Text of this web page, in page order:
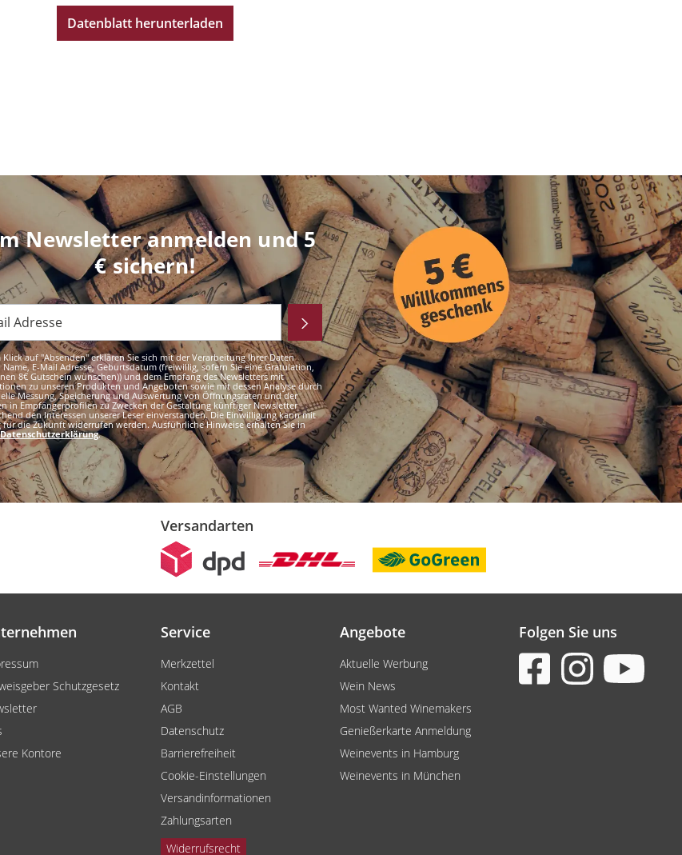
Datenblatt herunterladen
Newsletter anmelden und 5
€ sichern!
auf "Absenden" erklären Sie sich mit der Verarbeitung Ihrer Daten
Name, E-Mail Adresse, Geburtsdatum (freiwillig, sofern Sie eine Gratulation,
8€ Gutschein wünschen)) und dem Empfang des Newsletters mit
zu unseren Produkten und Angeboten sowie mit dessen Analyse durch
Messung, Speicherung und Auswertung von Öffnungsraten und der
in Empfängerprofilen zu Zwecken der Gestaltung künftiger Newsletter
den Interessen unserer Leser einverstanden. Die Einwilligung kann mit
für die Zukunft widerrufen werden. Ausführliche Hinweise erhalten Sie in
Datenschutzerklärung.
Versandarten
Schutzgesetz
Kontore
Service
Merkzettel
Kontakt
AGB
Datenschutz
Barrierefreiheit
Cookie-Einstellungen
Versandinformationen
Zahlungsarten
Widerrufsrecht
Angebote
Aktuelle Werbung
Wein News
Most Wanted Winemakers
Genießerkarte Anmeldung
Weinevents in Hamburg
Weinevents in München
Folgen Sie uns